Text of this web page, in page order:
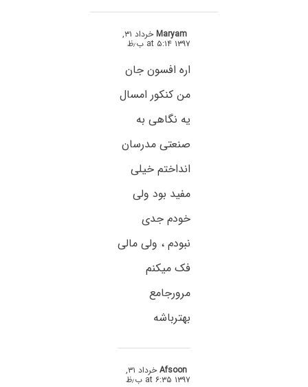
Maryam خرداد ۳۱,
۱۳۹۷ at ۵:۱۴ ب٫ظ
اره افسون جان
من کنکور امسال
یه نگاهی به
صنعتی مدرسان
انداختم خیلی
مفید بود ولی
خودم جدی
نبودم ، ولی مالی
فک میکنم
مرورجامع
بهترباشه
Afsoon خرداد ۳۱,
۱۳۹۷ at ۶:۳۵ ب٫ظ